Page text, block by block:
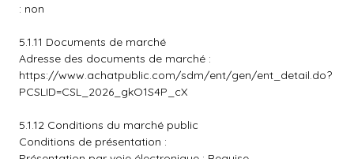
: non
5.1.11 Documents de marché
Adresse des documents de marché :
https://www.achatpublic.com/sdm/ent/gen/ent_detail.do?
PCSLID=CSL_2026_gkO1S4P_cX
5.1.12 Conditions du marché public
Conditions de présentation :